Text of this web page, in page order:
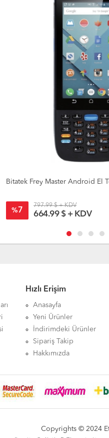
Bitatek Frey Master Android El
% 7
797.99 $ + KDV
664.99 $ + KDV
Hızlı Erişim
Anasayfa
Yeni Ürünler
İndirimdeki Ürünler
Sipariş Takip
Hakkımızda
Copyrights © 2024